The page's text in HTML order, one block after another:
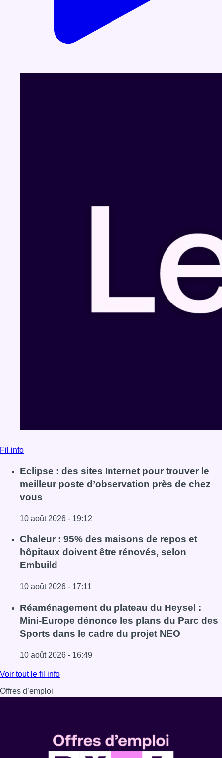
Fil info
Eclipse : des sites Internet pour trouver le
meilleur poste d’observation près de chez
vous
10 août 2026 - 19:12
Lire l'article Eclipse : des sites Internet pour trouver le
Chaleur : 95% des maisons de repos et
hôpitaux doivent être rénovés, selon
Embuild
10 août 2026 - 17:11
Lire l'article Chaleur : 95% des maisons de repos et
Réaménagement du plateau du Heysel :
Mini-Europe dénonce les plans du Parc des
Sports dans le cadre du projet NEO
10 août 2026 - 16:49
Lire l'article Réaménagement du plateau du Heysel :
Voir tout le fil info
Offres d’emploi